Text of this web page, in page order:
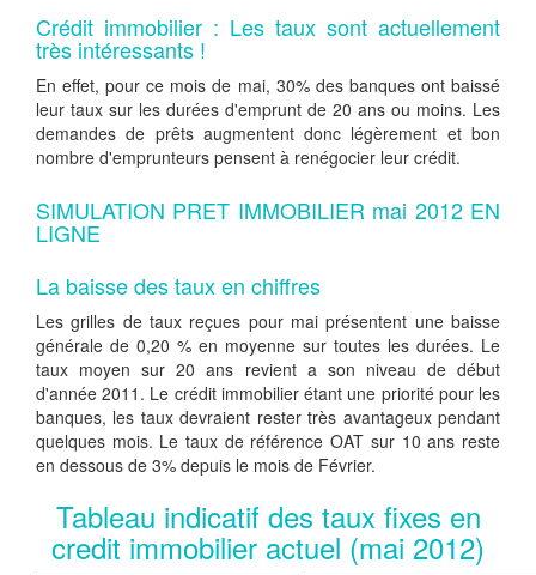
Crédit immobilier : Les taux sont actuellement
très intéressants !
En effet, pour ce mois de mai, 30% des banques ont baissé
leur taux sur les durées d'emprunt de 20 ans ou moins. Les
demandes de prêts augmentent donc légèrement et bon
nombre d'emprunteurs pensent à renégocier leur crédit.
SIMULATION PRET IMMOBILIER mai 2012 EN
LIGNE
La baisse des taux en chiffres
Les grilles de taux reçues pour mai présentent une baisse
générale de 0,20 % en moyenne sur toutes les durées. Le
taux moyen sur 20 ans revient a son niveau de début
d'année 2011. Le crédit immobilier étant une priorité pour les
banques, les taux devraient rester très avantageux pendant
quelques mois. Le taux de référence OAT sur 10 ans reste
en dessous de 3% depuis le mois de Février.
Tableau indicatif des taux fixes en
credit immobilier actuel (mai 2012)